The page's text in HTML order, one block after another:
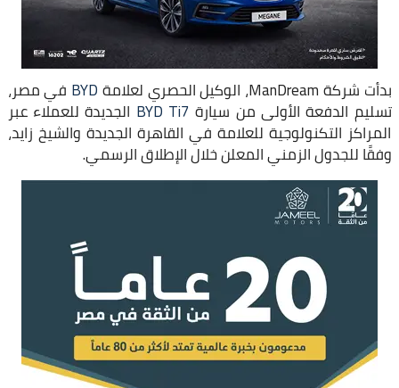
بدأت شركة ManDream، الوكيل الحصري لعلامة BYD في مصر،
تسليم الدفعة الأولى من سيارة BYD Ti7 الجديدة للعملاء عبر
المراكز التكنولوجية للعلامة في القاهرة الجديدة والشيخ زايد،
وفقًا للجدول الزمني المعلن خلال الإطلاق الرسمي.